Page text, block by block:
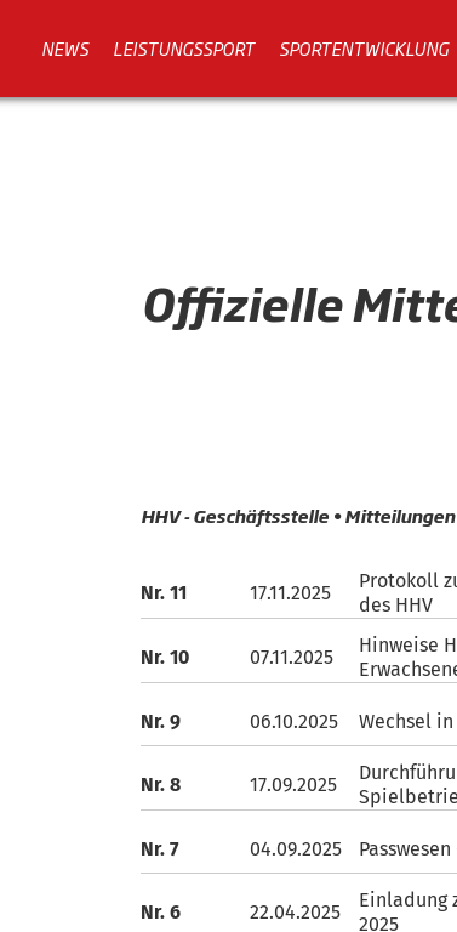
NEWS LEISTUNGSSPORT SPORTENTWICKLUNG
Offizielle
HHV - Geschäftsstelle •
Nr. 11 17.11.2025
Protokoll
des HHV
Nr. 10 07.11.2025
Hinweise
Nr. 9 06.10.2025 Wechsel
Nr. 8 17.09.2025
Nr. 7 04.09.2025
Nr. 6 22.04.2025
Einladung
2025